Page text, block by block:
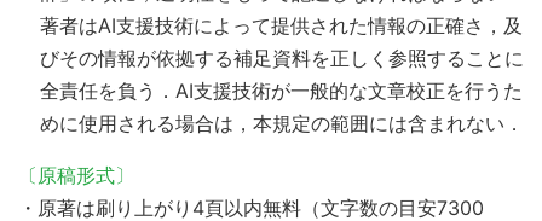
著者はAI支援技術によって提供された情報の正確さ，及
びその情報が依拠する補足資料を正しく参照することに
全責任を負う．AI支援技術が一般的な文章校正を行うた
めに使用される場合は，本規定の範囲には含まれない．
〔原稿形式〕
・原著は刷り上がり4頁以内無料（文字数の目安7300